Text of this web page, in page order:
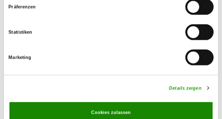
Präferenzen
Statistiken
Marketing
Details zeigen
Cookies zulassen
Details
Macohof
Heinrich-Malina-Straße 92
47809 Krefeld-Oppum
OG - Krefeld-Fischeln